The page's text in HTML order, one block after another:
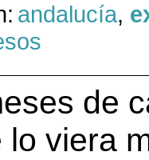
andalucía,
de
lo viera